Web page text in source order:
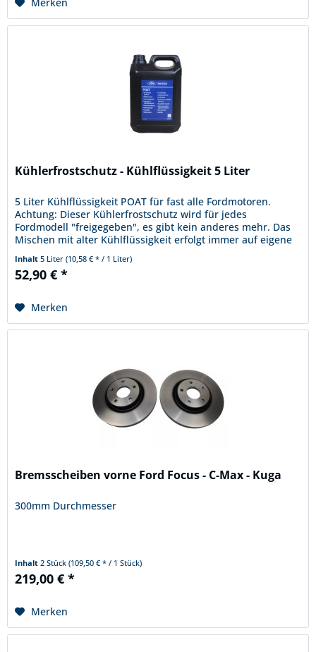
Kühlerfrostschutz - Kühlflüssigkeit 5 Liter
5 Liter Kühlflüssigkeit POAT für fast alle Fordmotoren.
Achtung: Dieser Kühlerfrostschutz wird für jedes
Fordmodell "freigegeben", es gibt kein anderes mehr. Das
Mischen mit alter Kühlflüssigkeit erfolgt immer auf eigene
Inhalt5 Liter(10,58 € * / 1 Liter)
52,90 € *
Merken
Bremsscheiben vorne Ford Focus - C-Max - Kuga
300mm Durchmesser
Inhalt2 Stück(109,50 € * / 1 Stück)
219,00 € *
Merken